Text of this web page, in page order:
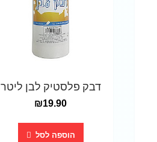
דבק פלסטיק לבן ליטר
₪19.90
הוספה לסל